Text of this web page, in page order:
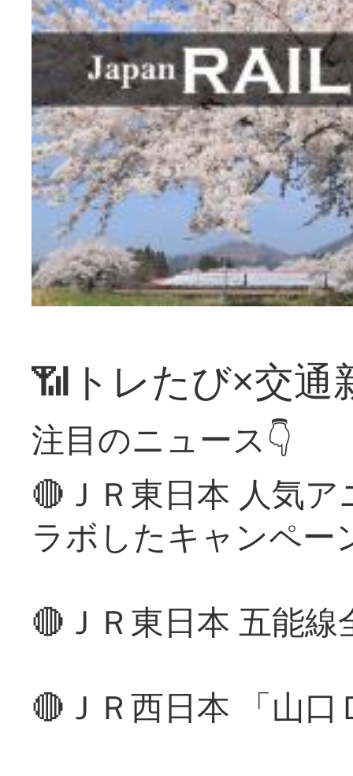
📶トレたび×交通
注目のニュース👇
🔴ＪＲ東日本 人気
ラボしたキャンペー
🔴ＪＲ東日本 五能
🔴ＪＲ西日本 「山